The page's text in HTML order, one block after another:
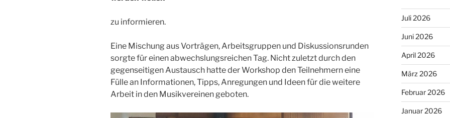
zu informieren.
Eine Mischung aus Vorträgen, Arbeitsgruppen und Diskussionsrunden
sorgte für einen abwechslungsreichen Tag. Nicht zuletzt durch den
gegenseitigen Austausch hatte der Workshop den Teilnehmern eine
Fülle an Informationen, Tipps, Anregungen und Ideen für die weitere
Arbeit in den Musikvereinen geboten.
Juli 2026
Juni 2026
April 2026
März 2026
Februar 2026
Januar 2026